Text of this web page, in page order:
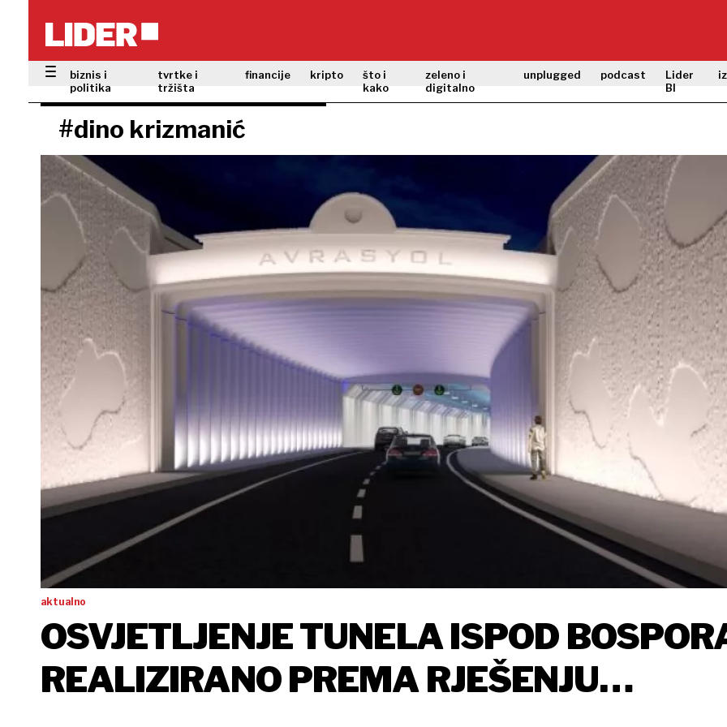
biznis i
politika
tvrtke i
tržišta
financije kripto
što i
kako
zeleno i
digitalno
unplugged podcast
Lider
BI
#dino krizmanić
aktualno
OSVJETLJENJE TUNELA ISPOD
REALIZIRANO PREMA RJEŠENJU